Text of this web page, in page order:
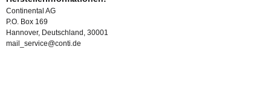
Continental AG
P.O. Box 169
Hannover, Deutschland, 30001
mail_service@conti.de